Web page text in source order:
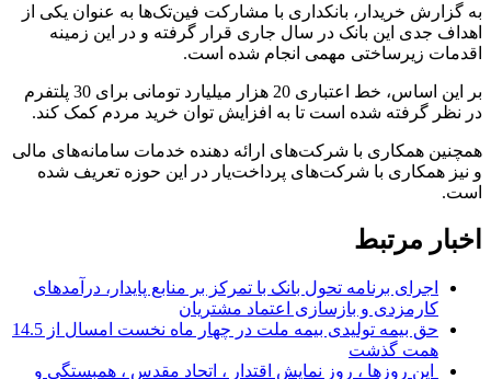
به گزارش خریدار، بانکداری با مشارکت فین‌تک‌ها به عنوان یکی از
اهداف جدی این بانک در سال جاری قرار گرفته و در این زمینه
اقدمات زیرساختی مهمی انجام شده است.
بر این اساس، خط اعتباری 20 هزار میلیارد تومانی برای 30 پلتفرم
در نظر گرفته شده است تا به افزایش توان خرید مردم کمک کند.
همچنین همکاری با شرکت‌های ارائه دهنده خدمات سامانه‌های مالی
و نیز همکاری با شرکت‌های پرداخت‌یار در این حوزه تعریف شده
است.
اخبار مرتبط
اجرای برنامه تحول بانک با تمرکز بر منابع پایدار، درآمدهای
کارمزدی و بازسازی اعتماد مشتریان
حق بیمه تولیدی بیمه ملت در چهار ماه نخست امسال از 14.5
همت گذشت
این روزها ، روز نمایش اقتدار ، اتحاد مقدس ، همبستگی و